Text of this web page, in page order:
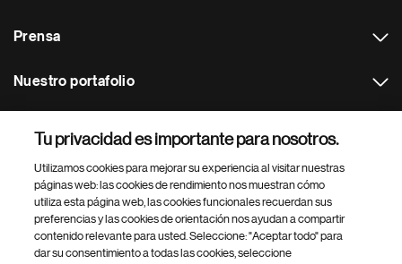
Prensa
Nuestro portafolio
Footer Site Search
Tu privacidad es importante para nosotros.
Utilizamos cookies para mejorar su experiencia al visitar nuestras
páginas web: las cookies de rendimiento nos muestran cómo
utiliza esta página web, las cookies funcionales recuerdan sus
preferencias y las cookies de orientación nos ayudan a compartir
contenido relevante para usted. Seleccione: "Aceptar todo" para
dar su consentimiento a todas las cookies, seleccione